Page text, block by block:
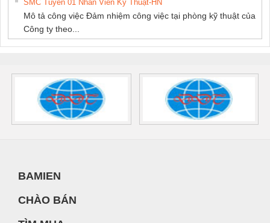
SMC Tuyển 01 Nhân Viên Kỹ Thuật-HN
Mô tả công việc Đảm nhiệm công việc tại phòng kỹ thuật của
Công ty theo...
BAMIEN
CHÀO BÁN